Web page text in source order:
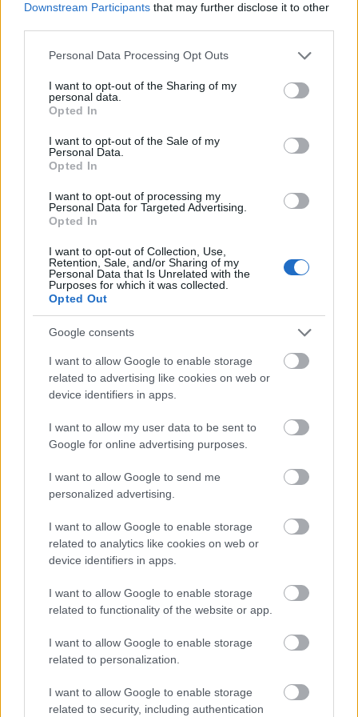
Downstream Participants that may further disclose it to other
Please note that this website/app uses one or more Google
not limited to your visit or usage behaviour. You may click to
grant or deny consent to Google and its third-party tags to
use your data for below specified purposes in below Google
consent section.
Personal Data Processing Opt Outs
I want to opt-out of the Sharing of my
personal data.
Opted In
I want to opt-out of the Sale of my
Personal Data.
Opted In
I want to opt-out of processing my
Personal Data for Targeted Advertising.
Opted In
I want to opt-out of Collection, Use,
Retention, Sale, and/or Sharing of my
Personal Data that Is Unrelated with the
Purposes for which it was collected.
Opted Out
Google consents
I want to allow Google to enable storage
related to advertising like cookies on web or
device identifiers in apps.
I want to allow my user data to be sent to
Google for online advertising purposes.
I want to allow Google to send me
personalized advertising.
I want to allow Google to enable storage
related to analytics like cookies on web or
device identifiers in apps.
I want to allow Google to enable storage
related to functionality of the website or app.
I want to allow Google to enable storage
related to personalization.
I want to allow Google to enable storage
related to security, including authentication
blog.hu facebook
Szólj hozzá!
A hozzászóláshoz be kell lépned!
VAGY
Argus
Most már tudom hogy Rogánnak minek kellett az a
13 éve
Korrupt rendszer=Orbán rendszer! "Lopunk csalunk
hazudunk mert mi fideszesek vagyunk" ....oszt jó-
napot bunkó magyarok!